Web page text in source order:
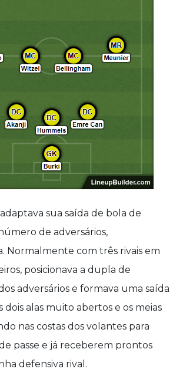
adaptava sua saída de bola de
de adversários,
Normalmente com três rivais em
posicionava a dupla de
adversários e formava uma saída
dois alas muito abertos e os meias
nas costas dos volantes para
passe e já receberem prontos
defensiva rival.